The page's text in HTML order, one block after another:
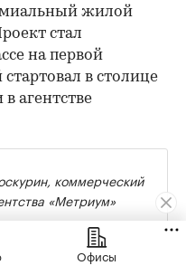
жилой
стал
на первой
в столице
в агентстве
коммерческий
«Метриум»
сегодня
три премиальных
этом только «СТОУН
Офисы